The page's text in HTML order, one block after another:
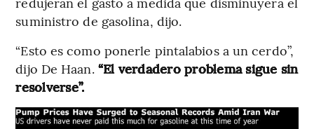
suministro de gasolina, dijo.
“Esto es como ponerle pintalabios a un cerdo”,
dijo De Haan. “El verdadero problema sigue sin
resolverse”.